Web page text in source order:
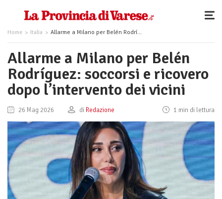
Home Italia Allarme a Milano per Belén Rodríguez: soccorsi e ricovero dopo l’intervento dei vicini
Allarme a Milano per Belén
Rodríguez: soccorsi e ricovero
dopo l’intervento dei vicini
26 Mag 2026 di Redazione 1 min di lettura